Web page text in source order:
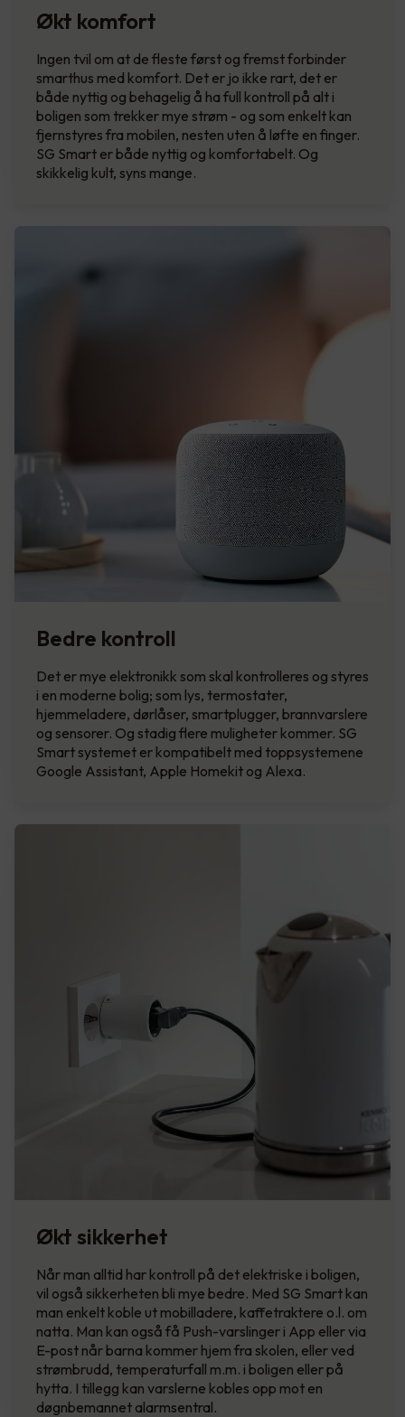
Økt komfort
Ingen tvil om at de fleste først og fremst forbinder
smarthus med komfort. Det er jo ikke rart, det er
både nyttig og behagelig å ha full kontroll på alt i
boligen som trekker mye strøm - og som enkelt kan
fjernstyres fra mobilen, nesten uten å løfte en finger.
SG Smart er både nyttig og komfortabelt. Og
skikkelig kult, syns mange.
Bedre kontroll
Det er mye elektronikk som skal kontrolleres og styres
i en moderne bolig; som lys, termostater,
hjemmeladere, dørlåser, smartplugger, brannvarslere
og sensorer. Og stadig flere muligheter kommer. SG
Smart systemet er kompatibelt med toppsystemene
Google Assistant, Apple Homekit og Alexa.
Økt sikkerhet
Når man alltid har kontroll på det elektriske i boligen,
vil også sikkerheten bli mye bedre. Med SG Smart kan
man enkelt koble ut mobilladere, kaffetraktere o.l. om
natta. Man kan også få Push-varslinger i App eller via
E-post når barna kommer hjem fra skolen, eller ved
strømbrudd, temperaturfall m.m. i boligen eller på
hytta. I tillegg kan varslerne kobles opp mot en
døgnbemannet alarmsentral.